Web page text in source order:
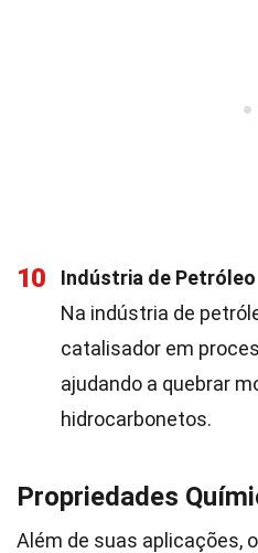
10
Indústria de Petróleo
Na indústria de
catalisador em
ajudando a quebrar
hidrocarbonetos.
Propriedades
Além de suas aplicações,